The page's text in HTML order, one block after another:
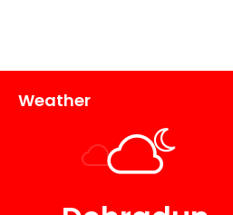
Weather